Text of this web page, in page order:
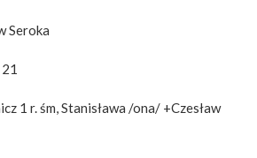
Seroka
1 r. śm, Stanisława /ona/ +Czesław